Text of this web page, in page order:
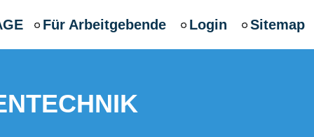
Für Arbeitgebende Login Sitemap